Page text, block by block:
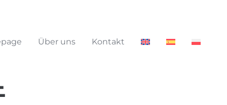
Über uns Kontakt